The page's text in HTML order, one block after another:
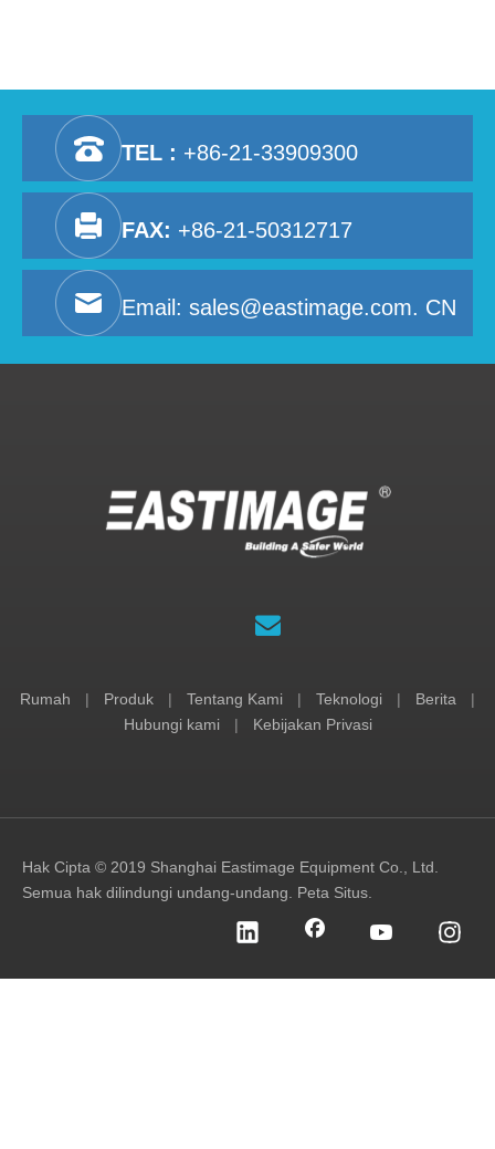
TEL : +86-21-33909300
FAX: +86-21-50312717
Email: sales@eastimage.com. CN
Rumah | Produk | Tentang Kami | Teknologi | Berita
|
Hubungi kami
| Kebijakan Privasi
Hak Cipta © 2019 Shanghai Eastimage Equipment Co., Ltd.
Semua hak dilindungi undang-undang. Peta Situs